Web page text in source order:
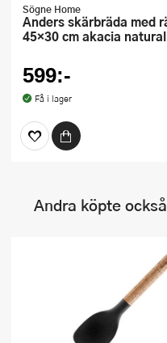
Sögne Home
Anders skärbräda med räffla
45×30 cm akacia natural
599:-
Få i lager
Andra köpte också